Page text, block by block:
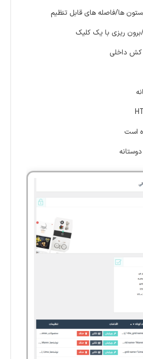
ها/فاصله های قابل تنظیم
ریزی با یک کلیک
کش داخلی
است